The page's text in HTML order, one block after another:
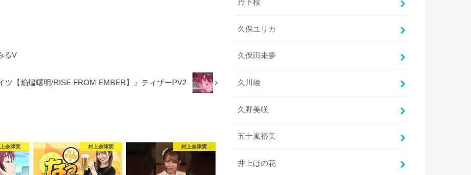
るV
ツ【焔燼曙明/RISE FROM EMBER】』ティザーPV2
奈津実 村上奈津実 村上奈津実
丹下桜
久保ユリカ
久保田未夢
久川綾
久野美咲
五十嵐裕美
井上ほの花